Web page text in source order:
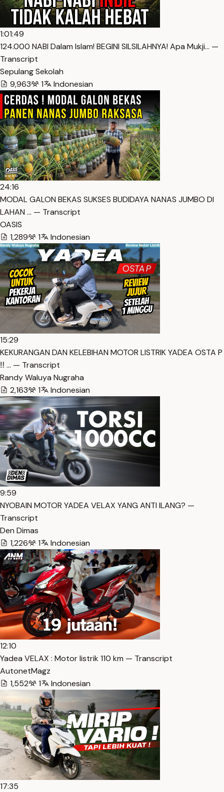
1:01:49
124.000 NABI Dalam Islam! BEGINI SILSILAHNYA! Apa Mukji… —
Transcript
Sepulang Sekolah
9,963
1 Indonesian
24:16
MODAL GALON BEKAS SUKSES BUDIDAYA NANAS JUMBO DI
LAHAN … — Transcript
OASIS
1,289
1 Indonesian
15:29
KEKURANGAN DAN KELEBIHAN MOTOR LISTRIK YADEA OSTA P
‼️ … — Transcript
Randy Waluya Nugraha
2,163
1 Indonesian
9:59
NYOBAIN MOTOR YADEA VELAX YANG ANTI ILANG? —
Transcript
Den Dimas
1,226
1 Indonesian
12:10
Yadea VELAX : Motor listrik 110 km — Transcript
AutonetMagz
1,552
1 Indonesian
17:35